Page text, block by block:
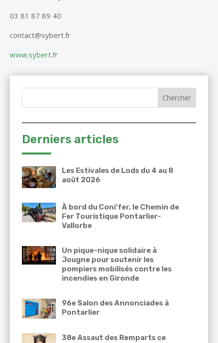
03 81 87 89 40
contact@sybert.fr
www.sybert.fr
Derniers articles
Les Estivales de Lods du 4 au 8
août 2026
À bord du Coni’fer, le Chemin de
Fer Touristique Pontarlier-
Vallorbe
Un pique-nique solidaire à
Jougne pour soutenir les
pompiers mobilisés contre les
incendies en Gironde
96e Salon des Annonciades à
Pontarlier
38e Assaut des Remparts ce